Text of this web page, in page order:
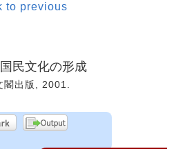
to previous
民文化の形成
出版, 2001.